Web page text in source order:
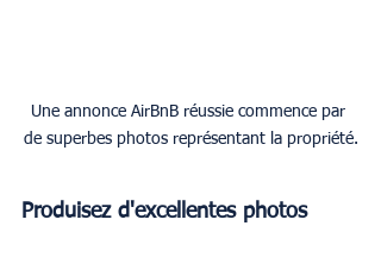
Une annonce AirBnB réussie commence par
de superbes photos représentant la propriété.
Produisez d'excellentes photos